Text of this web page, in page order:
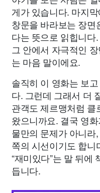
게가 있습니다. 마지
창문을 바라보는 장면
다는 뜻으로 읽힙니다
그 안에서 자극적인
는 마음 말이에요.
솔직히 이 영화는 보
다. 그런데 그래서 더
관객도 제르맹처럼
왔으니까요. 결국 영
물만의 문제가 아니라
쪽의 시선이기도 합
“재미있다”는 말 뒤에
듭니다.